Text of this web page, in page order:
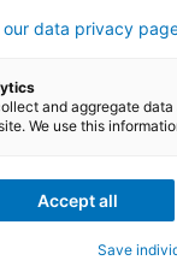
our data privacy
and aggregate
We use this
Accept all
Save